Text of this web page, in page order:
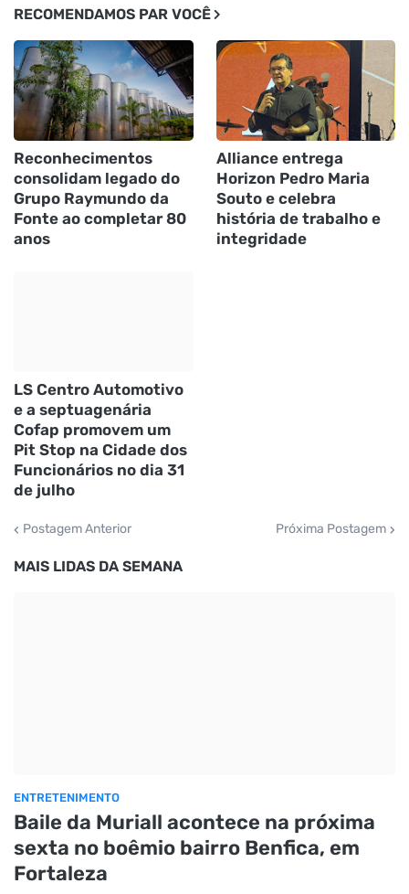
RECOMENDAMOS PAR VOCÊ
Reconhecimentos
consolidam legado do
Grupo Raymundo da
Fonte ao completar 80
anos
Alliance entrega
Horizon Pedro Maria
Souto e celebra
história de trabalho e
integridade
LS Centro Automotivo
e a septuagenária
Cofap promovem um
Pit Stop na Cidade dos
Funcionários no dia 31
de julho
Postagem Anterior Próxima Postagem
MAIS LIDAS DA SEMANA
ENTRETENIMENTO
Baile da Muriall acontece na próxima
sexta no boêmio bairro Benfica, em
Fortaleza